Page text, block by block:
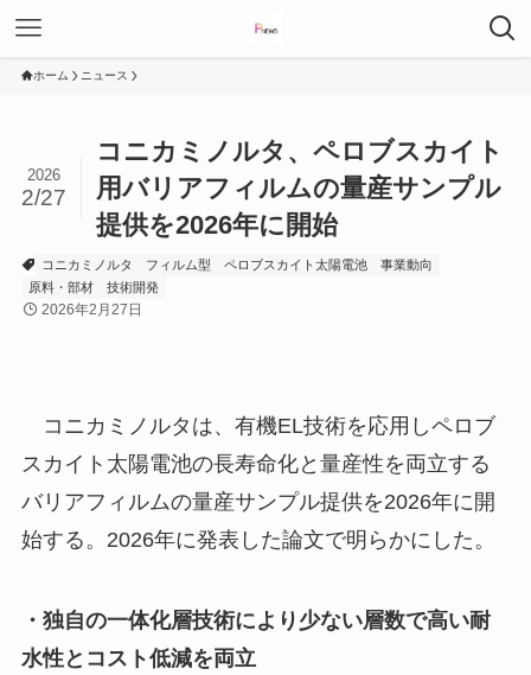
ホーム ニュース
コニカミノルタ、ペロブスカイト
用バリアフィルムの量産サンプル
提供を2026年に開始
2026
2/27
コニカミノルタ フィルム型 ペロブスカイト太陽電池
事業動向
原料・部材
技術開発
2026年2月27日
コニカミノルタは、有機EL技術を応用しペロブ
スカイト太陽電池の長寿命化と量産性を両立する
バリアフィルムの量産サンプル提供を2026年に開
始する。2026年に発表した論文で明らかにした。
・独自の一体化層技術により少ない層数で高い耐
水性とコスト低減を両立